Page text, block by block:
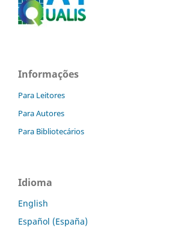
Informações
Para Leitores
Para Autores
Para Bibliotecários
Idioma
English
Español (España)